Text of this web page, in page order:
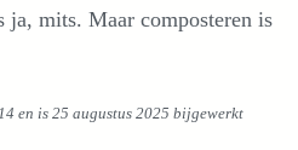
ja, mits. Maar composteren is
en is 25 augustus 2025 bijgewerkt